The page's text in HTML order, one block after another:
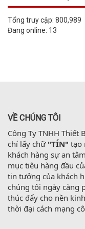
Tổng truy cập: 800,989
Đang online: 13
VỀ CHÚNG TÔI
Công Ty TNHH Thiết
chí lấy chữ "TÍN" tạo
khách hàng sự an
mục tiêu hàng đầu
tin tưởng của khách
chúng tôi ngày càng
thúc đẩy cho nền
thời đại cách mạng